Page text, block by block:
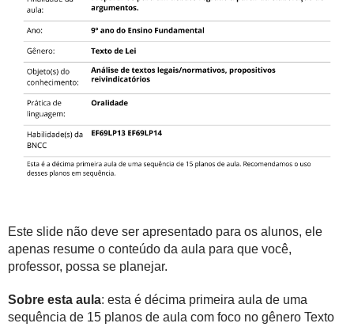
Este slide não deve ser apresentado para os alunos, ele
apenas resume o conteúdo da aula para que você,
professor, possa se planejar.
Sobre esta aula: esta é décima primeira aula de uma
sequência de 15 planos de aula com foco no gênero Texto